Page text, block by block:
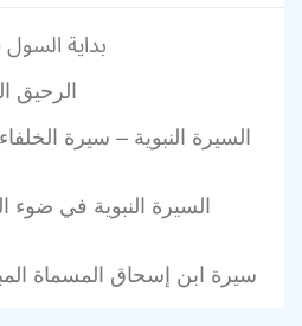
بداية
الرحيق
السيرة النبوية – سيرة
السيرة النبوية في ضوء
سيرة ابن إسحاق المسماة